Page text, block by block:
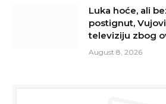
Luka hoće, ali
postignut,
televiziju zbog
August 8, 2026